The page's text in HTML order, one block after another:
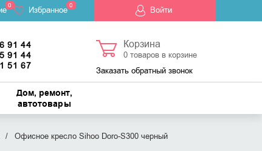
0 Избранное 0 Войти
91 44
91 44
51 67
Корзина
0товаров в корзине
Заказать обратный звонок
Дом, ремонт,
автотовары
Офисное кресло Sihoo Doro-S300 черный